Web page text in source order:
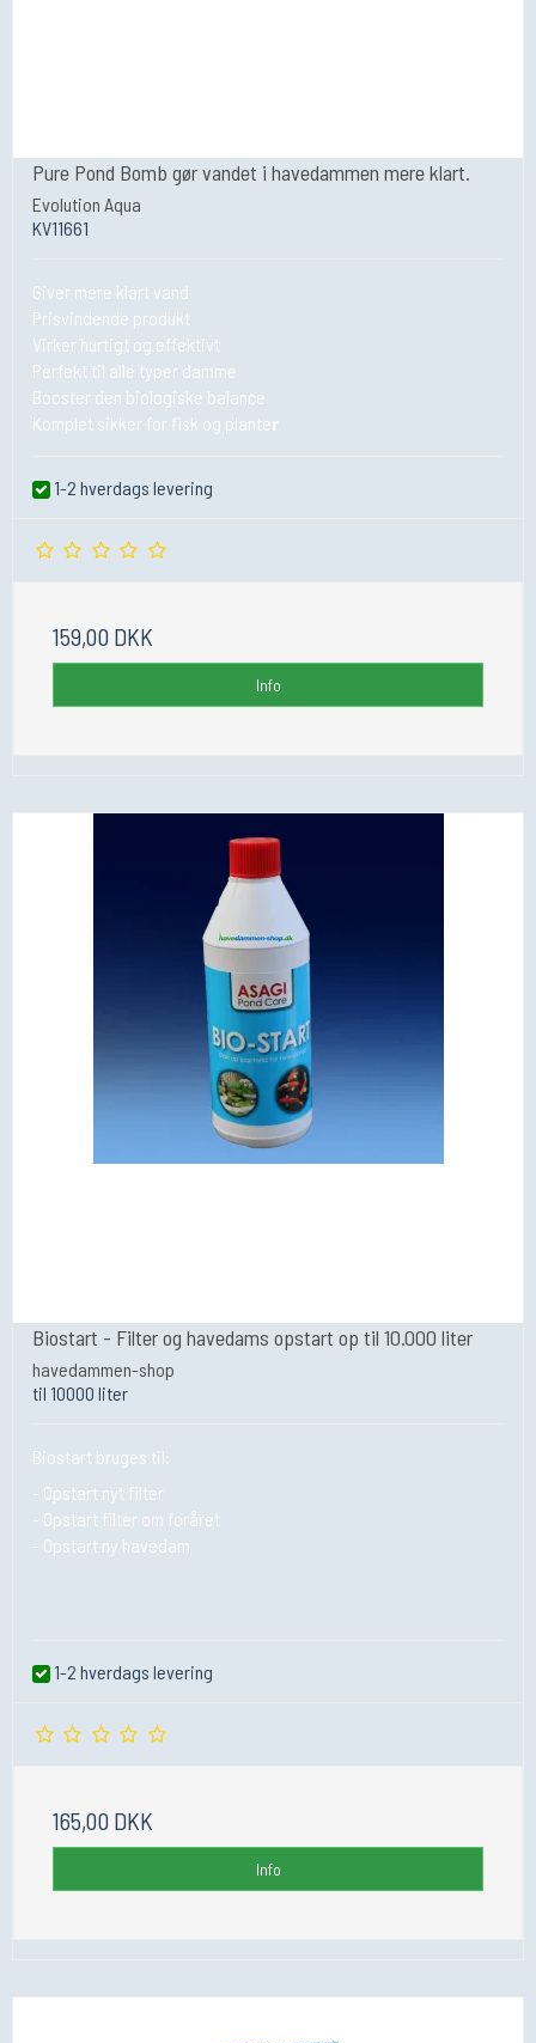
Pure Pond Bomb gør vandet i havedammen mere klart.
Evolution Aqua
KV11661
Giver mere klart vand
Prisvindende produkt
Virker hurtigt og effektivt
Perfekt til alle typer damme
Booster den biologiske balance
Komplet sikker for fisk og planter
1-2 hverdags levering
159,00 DKK
Info
Biostart - Filter og havedams opstart op til 10.000 liter
havedammen-shop
til 10000 liter
Biostart bruges til:
- Opstart nyt filter
- Opstart filter om foråret
- Opstart ny havedam
1-2 hverdags levering
165,00 DKK
Info